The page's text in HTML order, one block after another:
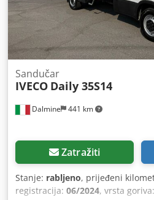
Dalmine 441 km
Sandučar
IVECO Daily 35S14
Zatražiti
Stanje: rabljeno, prijeđeni
registracija: 06/2024, vrsta goriva: